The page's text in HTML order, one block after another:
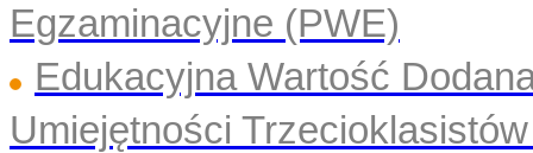
Egzaminacyjne (PWE)
Edukacyjna Wartość
Umiejętności